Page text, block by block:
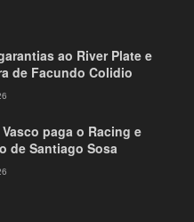
ao River Plate e
de Facundo Colidio
paga o Racing e
de Santiago Sosa